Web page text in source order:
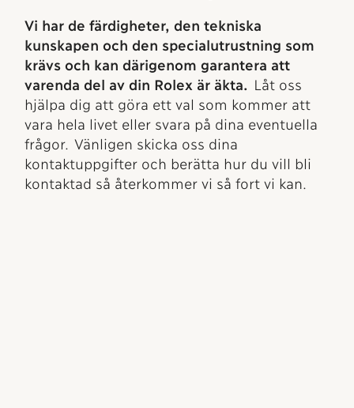
Vi har de färdigheter, den tekniska
kunskapen och den specialutrustning som
krävs och kan därigenom garantera att
varenda del av din Rolex är äkta. Låt oss
hjälpa dig att göra ett val som kommer att
vara hela livet eller svara på dina eventuella
frågor. Vänligen skicka oss dina
kontaktuppgifter och berätta hur du vill bli
kontaktad så återkommer vi så fort vi kan.